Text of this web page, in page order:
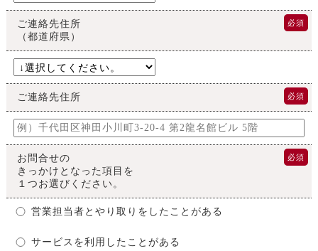
ご連絡先住所
（都道府県）
必須
ご連絡先住所 必須
お問合せの
きっかけとなった項目を
１つお選びください。
必須
営業担当者とやり取りをしたことがある
サービスを利用したことがある